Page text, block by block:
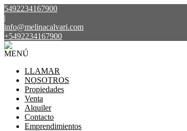
5492234167900
|
info@melinacalvari.com
+5492234167900
MENÚ
LLAMAR
NOSOTROS
Propiedades
Venta
Alquiler
Contacto
Emprendimientos